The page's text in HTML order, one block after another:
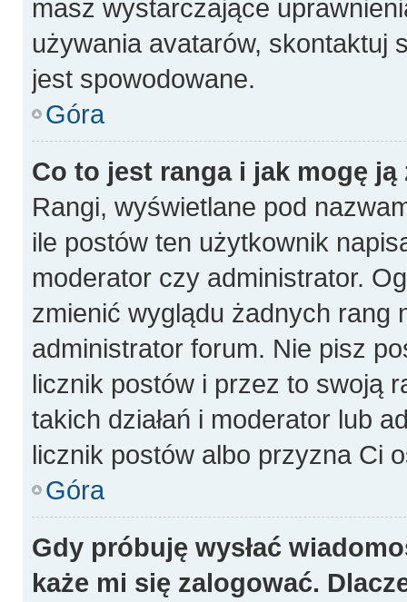
masz wystarczające
używania avatarów, skontaktuj
jest spowodowane.
Góra
Co to jest ranga i jak mogę ją
Rangi, wyświetlane pod
ile postów ten użytkownik
moderator czy administrator.
zmienić wyglądu żadnych rang
administrator forum. Nie pisz
licznik postów i przez to swoją
takich działań i moderator lub
licznik postów albo przyzna Ci
Góra
Gdy próbuję wysłać
każe mi się zalogować.